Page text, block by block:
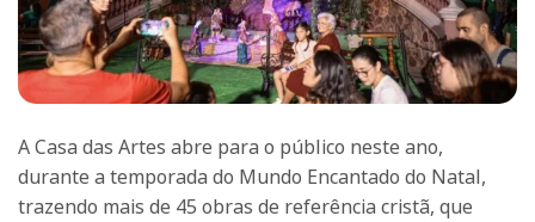
A Casa das Artes abre para o público neste ano,
durante a temporada do Mundo Encantado do Natal,
trazendo mais de 45 obras de referência cristã, que